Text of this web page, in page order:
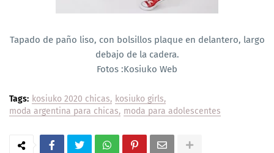
Tapado de paño liso, con bolsillos plaque en delantero, largo
debajo de la cadera.
Fotos :Kosiuko Web
Tags: kosiuko 2020 chicas
kosiuko girls
moda argentina para chicas moda para adolescentes